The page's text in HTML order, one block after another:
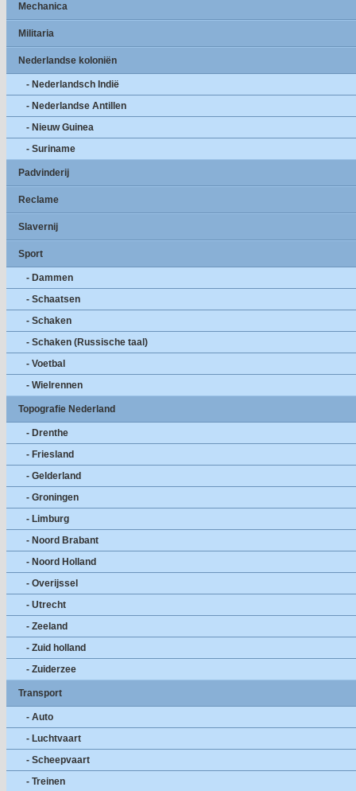
Mechanica
Militaria
Nederlandse koloniën
- Nederlandsch Indië
- Nederlandse Antillen
- Nieuw Guinea
- Suriname
Padvinderij
Reclame
Slavernij
Sport
- Dammen
- Schaatsen
- Schaken
- Schaken (Russische taal)
- Voetbal
- Wielrennen
Topografie Nederland
- Drenthe
- Friesland
- Gelderland
- Groningen
- Limburg
- Noord Brabant
- Noord Holland
- Overijssel
- Utrecht
- Zeeland
- Zuid holland
- Zuiderzee
Transport
- Auto
- Luchtvaart
- Scheepvaart
- Treinen